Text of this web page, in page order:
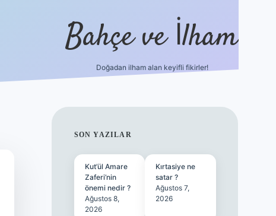
Bahçe ve İlham
Doğadan ilham alan keyifli fikirler!
SIDEBAR
SON YAZILAR
Kut’ül Amare
Zaferi’nin
önemi nedir ?
Ağustos 8,
2026
Kırtasiye ne
satar ?
Ağustos 7,
2026